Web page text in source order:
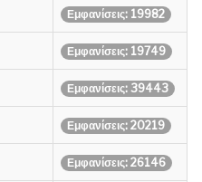
Εμφανίσεις: 19982
Εμφανίσεις: 19749
Εμφανίσεις: 39443
Εμφανίσεις: 20219
Εμφανίσεις: 26146